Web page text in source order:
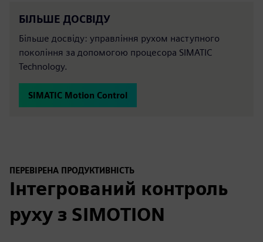
БІЛЬШЕ ДОСВІДУ
Більше досвіду: управління рухом наступного
покоління за допомогою процесора SIMATIC
Technology.
SIMATIC Motion Control
ПЕРЕВІРЕНА ПРОДУКТИВНІСТЬ
Інтегрований контроль
руху з SIMOTION